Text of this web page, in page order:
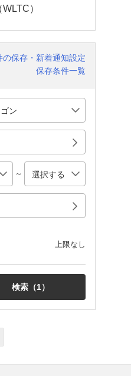
）
の保存・新着通知設定
保存条件一覧
～
上限なし
検索（1）